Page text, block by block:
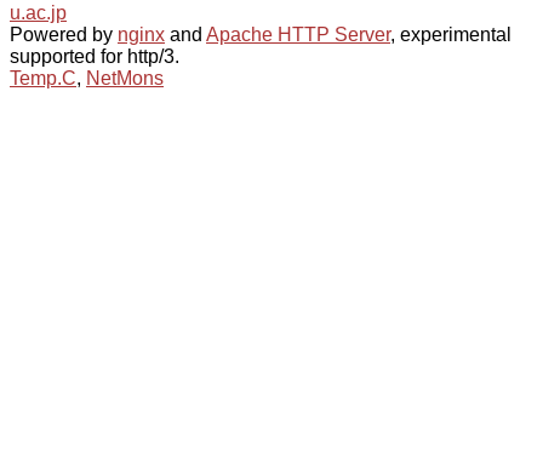
u.ac.jp
Powered by nginx and Apache HTTP Server, experimental
supported for http/3.
Temp.C, NetMons